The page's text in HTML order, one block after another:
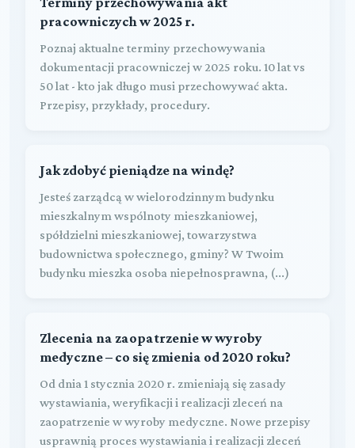
pracowniczych w 2025 r.
Poznaj aktualne terminy przechowywania
dokumentacji pracowniczej w 2025 roku. 10 lat vs
50 lat - kto jak długo musi przechowywać akta.
Przepisy, przykłady, procedury.
Jak zdobyć pieniądze na windę?
Jesteś zarządcą w wielorodzinnym budynku
mieszkalnym wspólnoty mieszkaniowej,
spółdzielni mieszkaniowej, towarzystwa
budownictwa społecznego, gminy? W Twoim
budynku mieszka osoba niepełnosprawna, (...)
Zlecenia na zaopatrzenie w wyroby
medyczne – co się zmienia od 2020 roku?
Od dnia 1 stycznia 2020 r. zmieniają się zasady
wystawiania, weryfikacji i realizacji zleceń na
zaopatrzenie w wyroby medyczne. Nowe przepisy
usprawnią proces wystawiania i realizacji zleceń